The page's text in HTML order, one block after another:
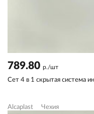
789.80 р./шт
Сет 4 в 1 скрытая система
Alcaplast Чехия